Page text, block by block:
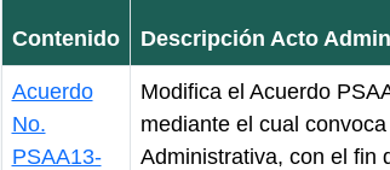
Contenido
Descripción Acto
Acuerdo
No.
PSAA13-
Modifica el Acuerdo
mediante el cual
Administrativa, con el fin